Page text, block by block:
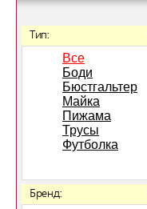
Тип:
Все
Боди
Бюстгальтер
Майка
Пижама
Трусы
Футболка
Бренд: